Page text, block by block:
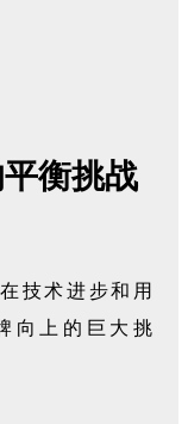
衡挑战
技术进步和用
向上的巨大挑